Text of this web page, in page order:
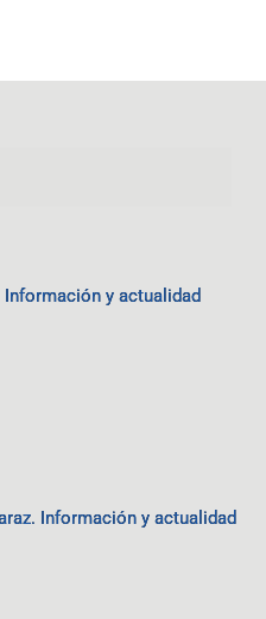
y actualidad
Información y actualidad